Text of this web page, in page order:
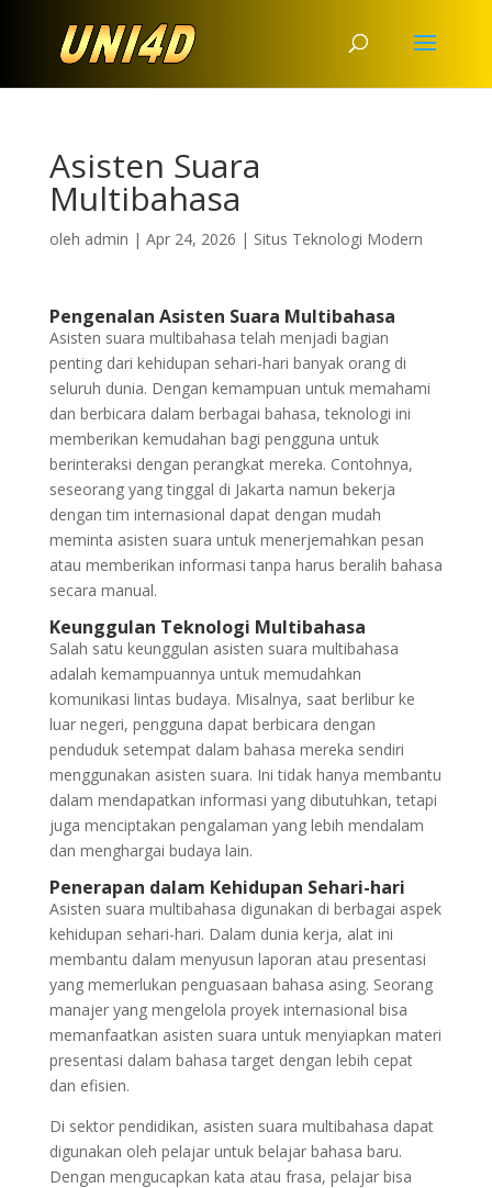
Asisten Suara
Multibahasa
oleh admin | Apr 24, 2026 | Situs Teknologi Modern
Pengenalan Asisten Suara Multibahasa
Asisten suara multibahasa telah menjadi bagian
penting dari kehidupan sehari-hari banyak orang di
seluruh dunia. Dengan kemampuan untuk memahami
dan berbicara dalam berbagai bahasa, teknologi ini
memberikan kemudahan bagi pengguna untuk
berinteraksi dengan perangkat mereka. Contohnya,
seseorang yang tinggal di Jakarta namun bekerja
dengan tim internasional dapat dengan mudah
meminta asisten suara untuk menerjemahkan pesan
atau memberikan informasi tanpa harus beralih bahasa
secara manual.
Keunggulan Teknologi Multibahasa
Salah satu keunggulan asisten suara multibahasa
adalah kemampuannya untuk memudahkan
komunikasi lintas budaya. Misalnya, saat berlibur ke
luar negeri, pengguna dapat berbicara dengan
penduduk setempat dalam bahasa mereka sendiri
menggunakan asisten suara. Ini tidak hanya membantu
dalam mendapatkan informasi yang dibutuhkan, tetapi
juga menciptakan pengalaman yang lebih mendalam
dan menghargai budaya lain.
Penerapan dalam Kehidupan Sehari-hari
Asisten suara multibahasa digunakan di berbagai aspek
kehidupan sehari-hari. Dalam dunia kerja, alat ini
membantu dalam menyusun laporan atau presentasi
yang memerlukan penguasaan bahasa asing. Seorang
manajer yang mengelola proyek internasional bisa
memanfaatkan asisten suara untuk menyiapkan materi
presentasi dalam bahasa target dengan lebih cepat
dan efisien.
Di sektor pendidikan, asisten suara multibahasa dapat
digunakan oleh pelajar untuk belajar bahasa baru.
Dengan mengucapkan kata atau frasa, pelajar bisa